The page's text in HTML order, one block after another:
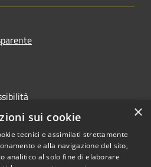
Copyright © 2026 • Comune di
×
sui cookie
tecnici e assimilati strettamente
e alla navigazione del sito,
analitico al solo fine di elaborare